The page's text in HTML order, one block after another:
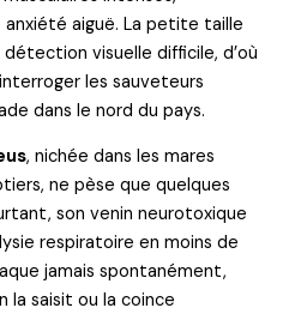
aiguë. La petite taille
visuelle difficile, d’où
les sauveteurs
dans le nord du pays.
, nichée dans les mares
ne pèse que quelques
son venin neurotoxique
respiratoire en moins de
jamais spontanément,
la saisit ou la coince